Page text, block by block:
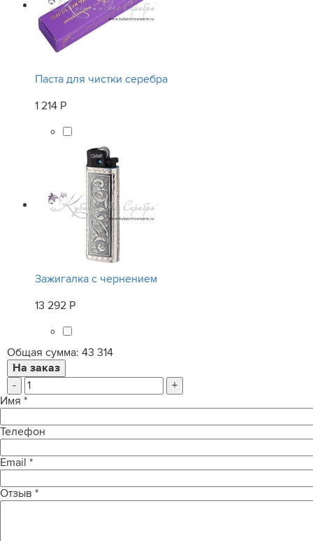
Паста для чистки серебра
1 214 Р
Зажигалка с чернением
13 292 Р
Общая сумма: 43 314
-
+
Имя *
Телефон
Email *
Отзыв *